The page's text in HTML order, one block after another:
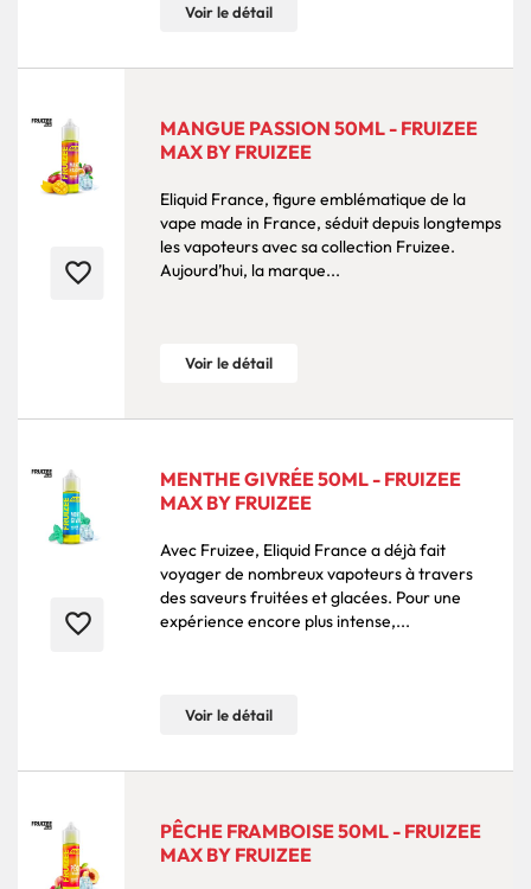
Voir le détail
favorite_border
MANGUE PASSION 50ML - FRUIZEE
MAX BY FRUIZEE
Eliquid France, figure emblématique de la
vape made in France, séduit depuis longtemps
les vapoteurs avec sa collection Fruizee.
Aujourd’hui, la marque...
Voir le détail
favorite_border
MENTHE GIVRÉE 50ML - FRUIZEE
MAX BY FRUIZEE
Avec Fruizee, Eliquid France a déjà fait
voyager de nombreux vapoteurs à travers
des saveurs fruitées et glacées. Pour une
expérience encore plus intense,...
Voir le détail
PÊCHE FRAMBOISE 50ML - FRUIZEE
MAX BY FRUIZEE